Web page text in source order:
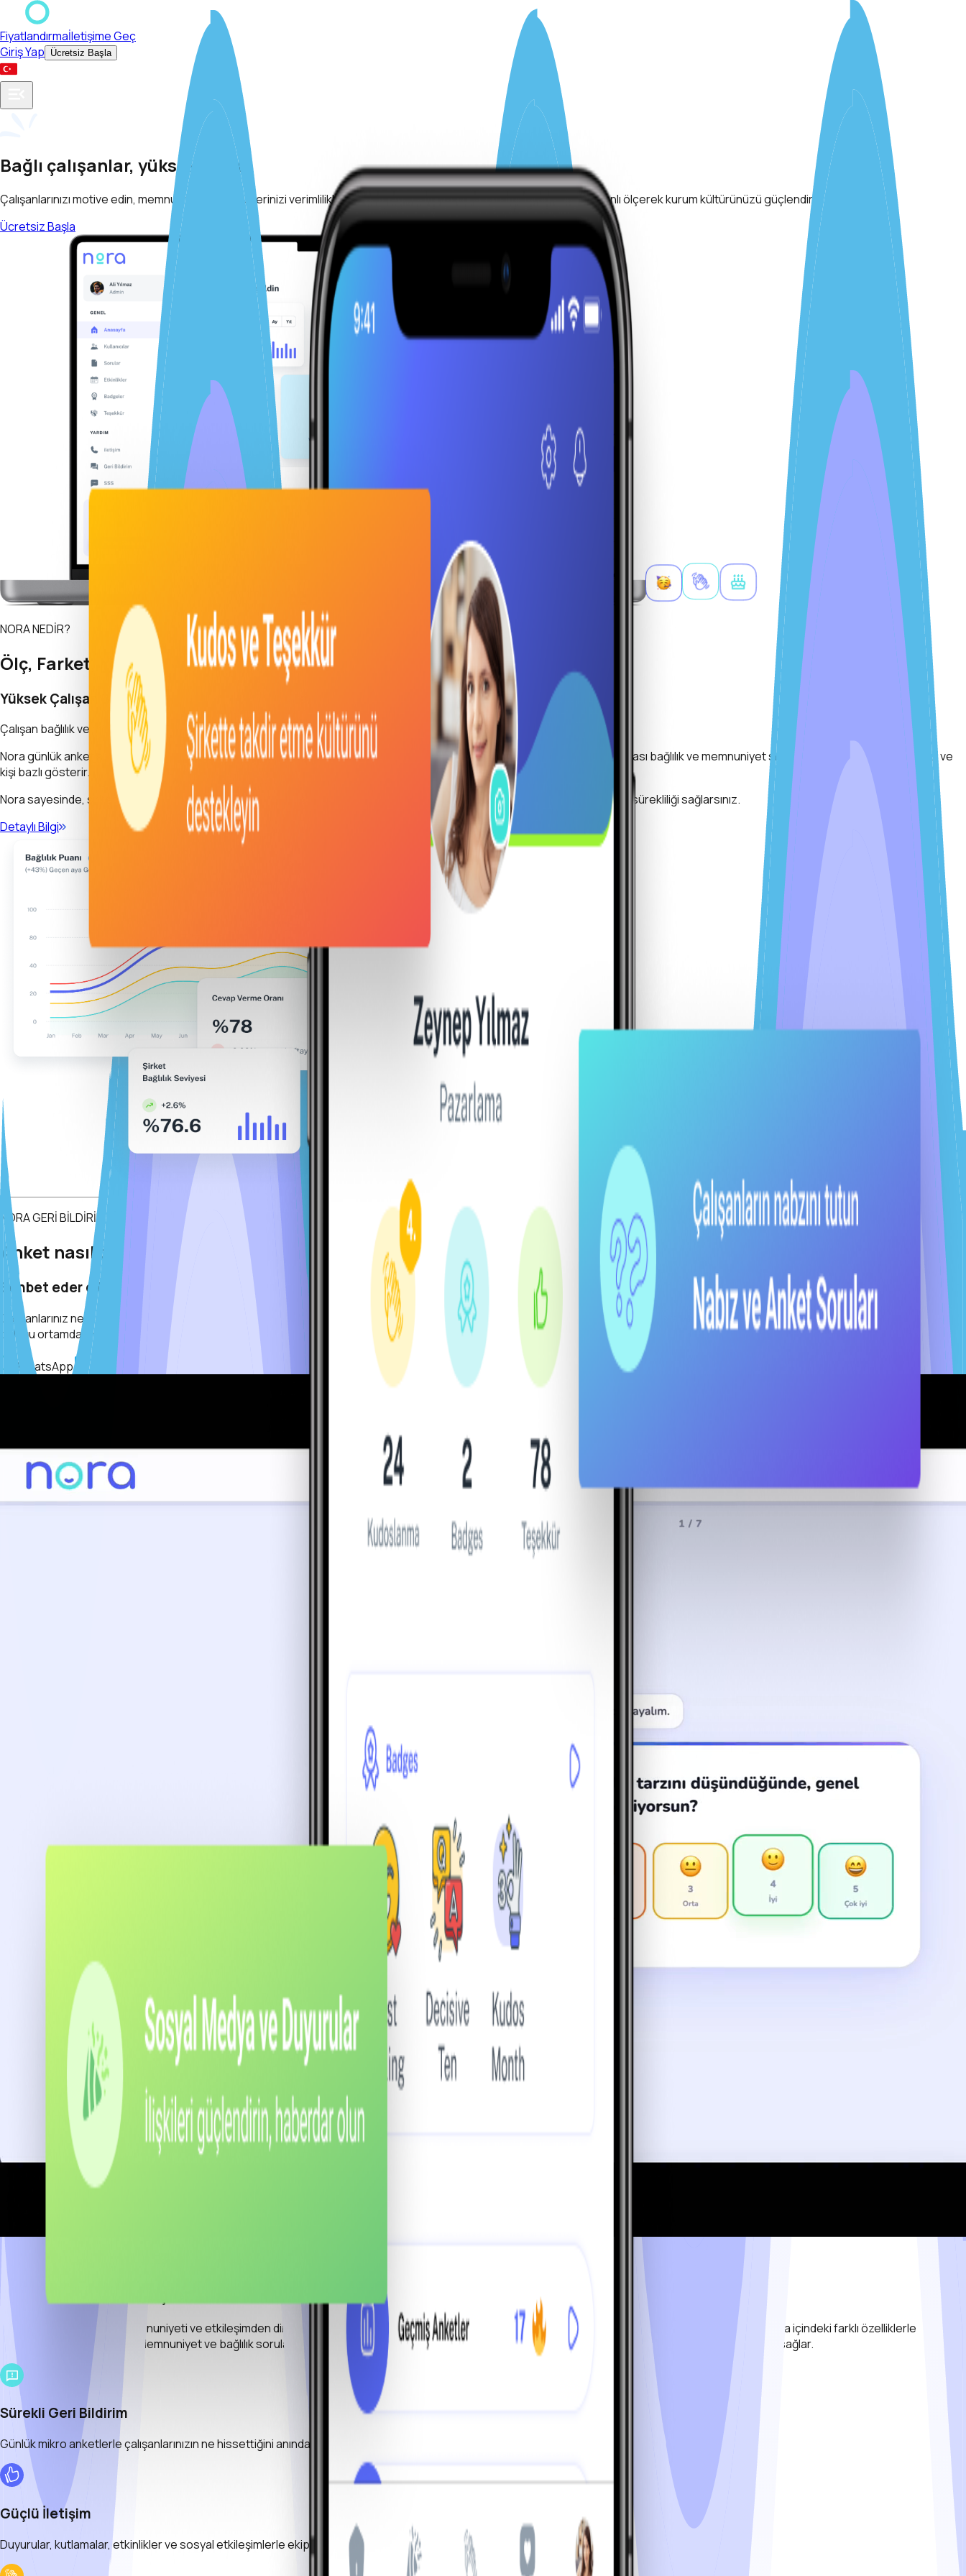
Fiyatlandırmaİletişime Geç
Giriş Yap
Ücretsiz Başla
Bağlı çalışanlar, yüksek verim
Çalışanlarınızı motive edin, memnuniyeti artırın, işyerinizi verimlilikle dönüştürün. Nora, bağlılık ve etkileşimi gerçek zamanlı ölçerek kurum kültürünüzü güçlendirir.
Ücretsiz Başla
NORA NEDİR?
Ölç, Farket, Yönet
Yüksek Çalışan Bağlılığı ile Verimli Çalışma Ortamı oluşturun.
Çalışan bağlılık ve memnuniyetini anlık ölçüp, takip ederek daha verimli çalışan birlikte duygusu yüksek ekipler kazanın.
Nora günlük anket sorularına verilen cevaplara ek olarak, uygulama içindeki tüm etkileşimleri dikkate alarak özel bir algoritması bağlılık ve memnuniyet skorlarını genel, departman bazlı ve
kişi bazlı gösterir.
Nora sayesinde, şirket içindeki dinamiği her an takip ederek, proaktif olabilir, çalışan sirkülasyonunu azaltarak operasyonel sürekliliği sağlarsınız.
Detaylı Bilgi
NORA GERİ BİLDİRİM YÖNTEMİ
Anket nasıl çalışır?
Sohbet eder gibi, samimi geri bildirim
Çalışanlarınız ne hissediyor? Nora, yapay zeka destekli sohbet formatıyla gerçek geri bildirimleri yüzeye çıkarır. WhatsApp, e-posta veya şirket içi kanallarınız üzerinden, çalışanların alışkın
olduğu ortamda, zorlamadan.
WhatsApp E-mail Slack & Teams
BAĞLILIK, MEMNUNİYET, ETKİLEŞİM
Verimliliği Artır, Güçlen
Çalışan bağlılığı, çalışan memnuniyeti ve etkileşimden direkt etkilenir. Nora, bu üç alanı birlikte ele alır. Günlük anket soruları ile geri bildirim alırken, uygulama içindeki farklı özelliklerle
etkileşimi ve iletişimi artırır. Memnuniyet ve bağlılık sorularına cevap ararken çalışanların birbirleri ile ve organizasyon ile daha güçlü bağlarının oluşmasını sağlar.
Sürekli Geri Bildirim
Günlük mikro anketlerle çalışanlarınızın ne hissettiğini anında öğrenin.
Güçlü İletişim
Duyurular, kutlamalar, etkinlikler ve sosyal etkileşimlerle ekipler arasında sürekli bağlantı kurun.